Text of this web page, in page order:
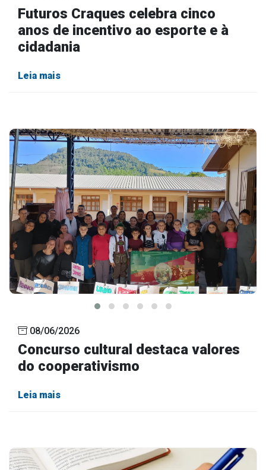
Futuros Craques celebra cinco
anos de incentivo ao esporte e à
cidadania
Leia mais
08/06/2026
Concurso cultural destaca valores
do cooperativismo
Leia mais